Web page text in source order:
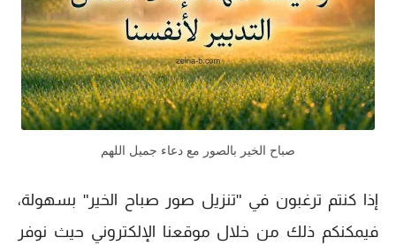
صباح الخير بالصور مع دعاء جميل اللهم
إذا كنتم ترغبون في "تنزيل صور صباح الخير" بسهولة،
فيمكنكم ذلك من خلال موقعنا الإلكتروني حيث نوفر